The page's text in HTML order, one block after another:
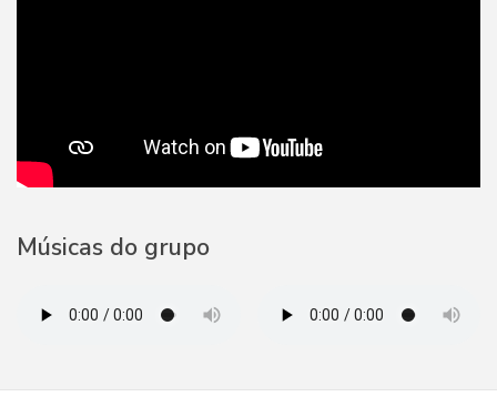
Músicas do grupo